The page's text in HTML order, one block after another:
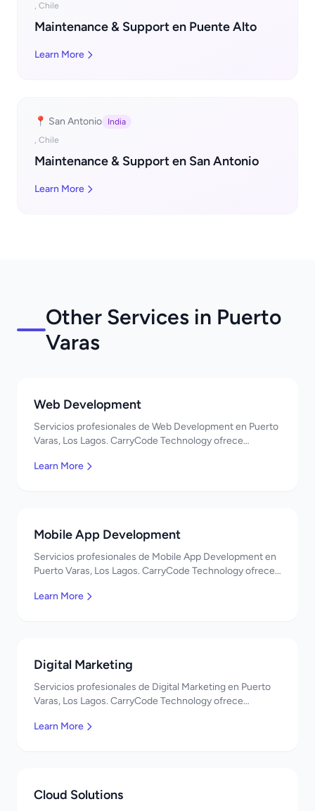
, Chile
Maintenance & Support en Puente Alto
Learn More
📍 San Antonio
India
, Chile
Maintenance & Support en San Antonio
Learn More
Other Services in Puerto
Varas
Web Development
Servicios profesionales de Web Development en Puerto
Varas, Los Lagos. CarryCode Technology ofrece
Learn More
Mobile App Development
Servicios profesionales de Mobile App Development en
Puerto Varas, Los Lagos. CarryCode Technology ofrece
Learn More
Digital Marketing
Servicios profesionales de Digital Marketing en Puerto
Varas, Los Lagos. CarryCode Technology ofrece
Learn More
Cloud Solutions